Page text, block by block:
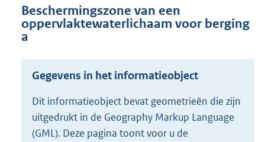
n
s
o
t
e
:
Beschermingszone van een
oppervlaktewaterlichaam voor berging
a
Gegevens in het informatieobject
Dit informatieobject bevat geometrieën die zijn
uitgedrukt in de Geography Markup Language
(GML). Deze pagina toont voor u de